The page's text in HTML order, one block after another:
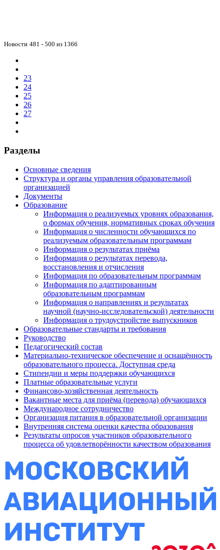
Новости 481 - 500 из 1366
23
24
25
26
27
Разделы
Основные сведения
Структура и органы управления образовательной
организацией
Документы
Образование
Информация о реализуемых уровнях образования,
о формах обучения, нормативных сроках обучения
Информация о численности обучающихся по
реализуемым образовательным программам
Информация о результатах приёма
Информация о результатах перевода,
восстановления и отчисления
Информация по образовательным программам
Информация по адаптированным
образовательным программам
Информация о направлениях и результатах
научной (научно-исследовательской) деятельности
Информация о трудоустройстве выпускников
Образовательные стандарты и требования
Руководство
Педагогический состав
Материально-техническое обеспечение и оснащённость
образовательного процесса. Доступная среда
Стипендии и меры поддержки обучающихся
Платные образовательные услуги
Финансово-хозяйственная деятельность
Вакантные места для приёма (перевода) обучающихся
Международное сотрудничество
Организация питания в образовательной организации
Внутренняя система оценки качества образования
Результаты опросов участников образовательного
процесса об удовлетворённости качеством образования